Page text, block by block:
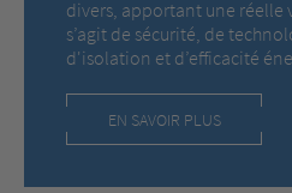
divers, apportant une réelle
s’agit de sécurité, de
d'isolation et d’efficacité
EN SAVOIR PLUS